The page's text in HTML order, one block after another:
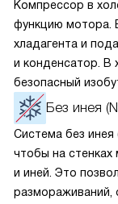
Компрессор в
функцию мотора.
хладагента и
и конденсатор. В
безопасный
окружающей
по
лучше работает
и быстрее
меньше
Без инея
Система без инея
чтобы на
и иней. Это
размораживаний,